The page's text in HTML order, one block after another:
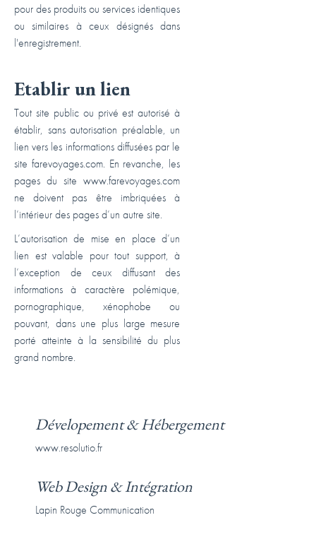
pour des produits ou services identiques
ou similaires à ceux désignés dans
l'enregistrement.
Etablir un lien
Tout site public ou privé est autorisé à
établir, sans autorisation préalable, un
lien vers les informations diffusées par le
site farevoyages.com. En revanche, les
pages du site www.farevoyages.com
ne doivent pas être imbriquées à
l’intérieur des pages d’un autre site.
L’autorisation de mise en place d’un
lien est valable pour tout support, à
l’exception de ceux diffusant des
informations à caractère polémique,
pornographique, xénophobe ou
pouvant, dans une plus large mesure
porté atteinte à la sensibilité du plus
grand nombre.
Dévelopement & Hébergement
www.resolutio.fr
Web Design & Intégration
Lapin Rouge Communication